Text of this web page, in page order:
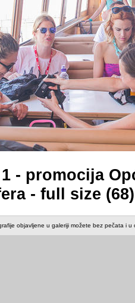
1 - promocija
- full size (68)
objavljene u galeriji možete bez pečata i